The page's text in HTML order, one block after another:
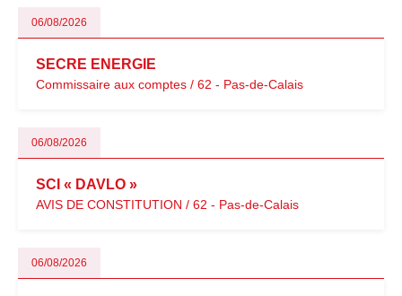
06/08/2026
SECRE ENERGIE
Commissaire aux comptes / 62 - Pas-de-Calais
06/08/2026
SCI « DAVLO »
AVIS DE CONSTITUTION / 62 - Pas-de-Calais
06/08/2026